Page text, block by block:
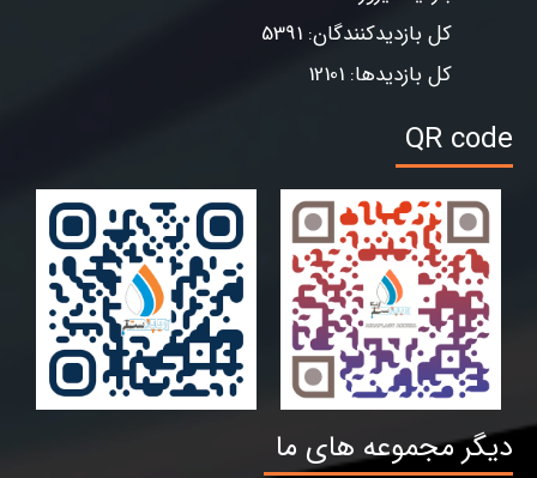
کل بازدیدکنندگان: 5391
کل بازدیدها: 12101
QR code
دیگر مجموعه های ما